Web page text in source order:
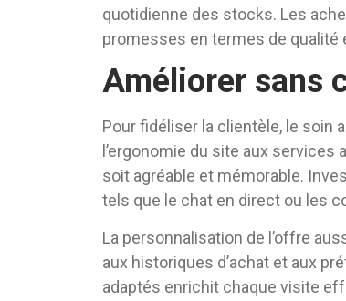
quotidienne des stocks. Les
promesses en termes de qualité
Améliorer sans
Pour fidéliser la clientèle, le soin
l’ergonomie du site aux
soit agréable et mémorable.
tels que le chat en direct ou les
La personnalisation de l’offre
aux historiques d’achat et aux
adaptés enrichit chaque visite